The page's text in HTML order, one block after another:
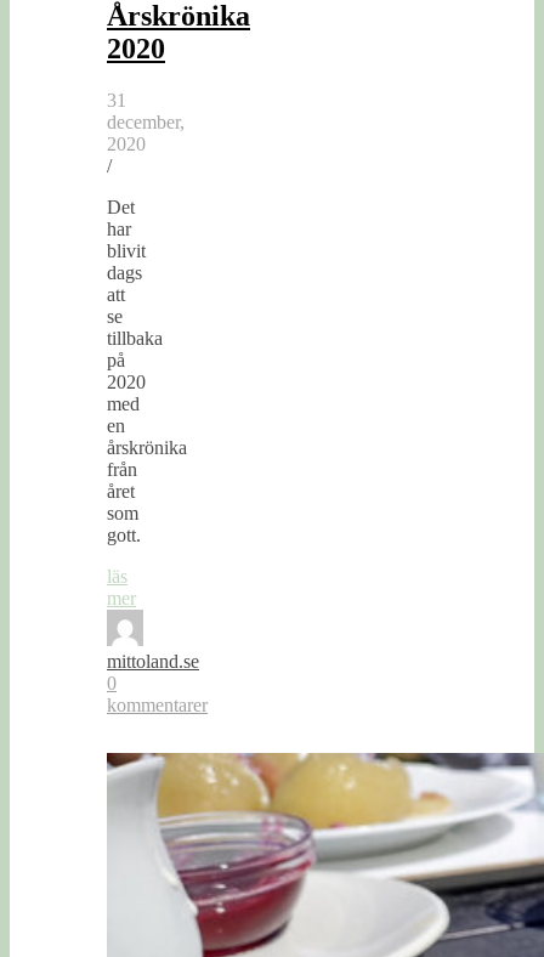
Årskrönika
2020
31
december,
2020
/
Det
har
blivit
dags
att
se
tillbaka
på
2020
med
en
årskrönika
från
året
som
gott.
läs
mer
mittoland.se
0
kommentarer